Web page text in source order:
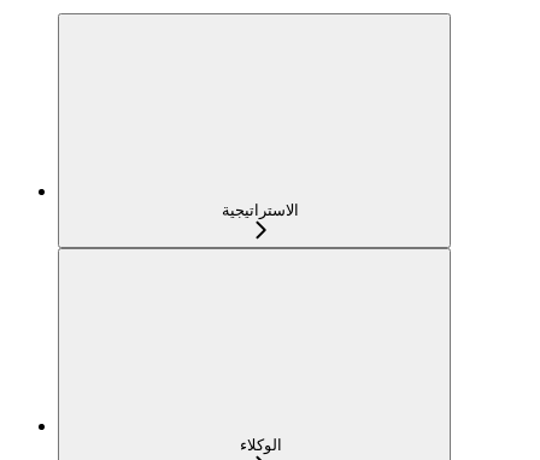
الاستراتيجية
الوكلاء